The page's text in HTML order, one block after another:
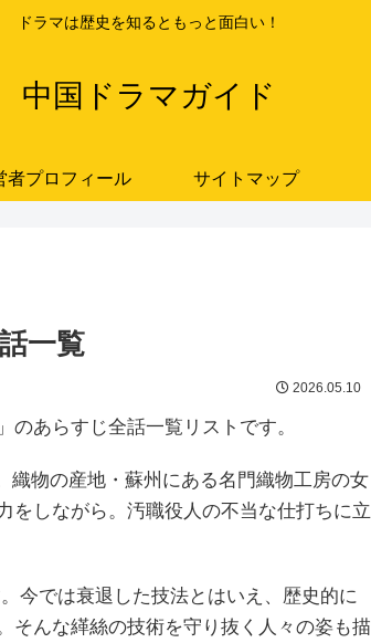
ドラマは歴史を知るともっと面白い！
中国ドラマガイド
者プロフィール サイトマップ
一覧
2026.05.10
あらすじ全話一覧リストです。
織物の産地・蘇州にある名門織物工房の女
をしながら。汚職役人の不当な仕打ちに立
今では衰退した技法とはいえ、歴史的に
そんな緙絲の技術を守り抜く人々の姿も描